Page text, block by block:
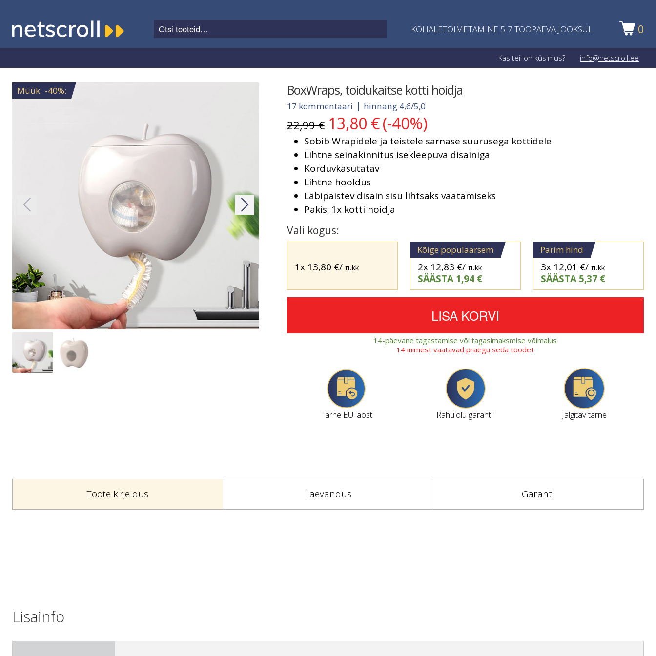
Liigu
navigeerimisele
Liigu
sisu
Otsi:
Otsi KOHALETOIMETAMINE 5-7 TÖÖPÄEVA JOOKSUL 0
Kas teil on küsimus? info@netscroll.ee
Müük -40%: BoxWraps, toidukaitse kotti hoidja
17 kommentaari hinnang 4,6/5,0
22,99€ Algne
hind
oli:
22,99 €.
13,80 €Current
price
is:
13,80 €.
(-40%)
Vali kogus:
1x 13,80 €/ tükk
Kõige populaarsem
2x 12,83 €/ tükk
SÄÄSTA 1,94 €
Parim hind
3x 12,01 €/ tükk
SÄÄSTA 5,37 €
LISA KORVI
14-päevane tagastamise või tagasimaksmise võimalus
14 inimest vaatavad praegu seda toodet
Sobib Wrapidele ja teistele sarnase suurusega kottidele
Lihtne seinakinnitus isekleepuva disainiga
Korduvkasutatav
Lihtne hooldus
Läbipaistev disain sisu lihtsaks vaatamiseks
Pakis: 1x kotti hoidja
Tarne EU laost Rahulolu garantii Jälgitav tarne
Toote kirjeldus Laevandus Garantii
Lisainfo